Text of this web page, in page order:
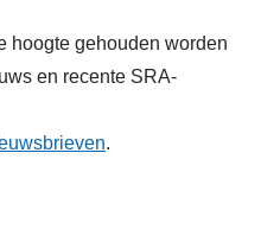
hoogte gehouden worden
en recente SRA-
.